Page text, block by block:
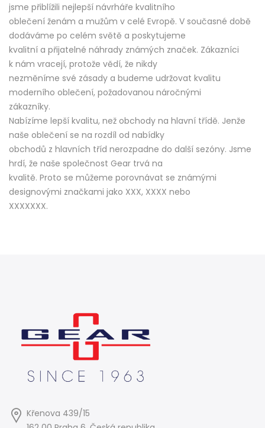
jsme přiblížili nejlepší návrháře kvalitního
oblečení ženám a mužům v celé Evropě. V současné době
dodáváme po celém světě a poskytujeme
kvalitní a přijatelné náhrady známých značek. Zákazníci
k nám vracejí, protože vědí, že nikdy
nezměníme své zásady a budeme udržovat kvalitu
moderního oblečení, požadovanou náročnými
zákazníky.
Nabízíme lepší kvalitu, než obchody na hlavní třídě. Jenže
naše oblečení se na rozdíl od nabídky
obchodů z hlavních tříd nerozpadne do další sezóny. Jsme
hrdí, že naše společnost Gear trvá na
kvalitě. Proto se můžeme porovnávat se známými
designovými značkami jako XXX, XXXX nebo
XXXXXXX.
Křenova 439/15